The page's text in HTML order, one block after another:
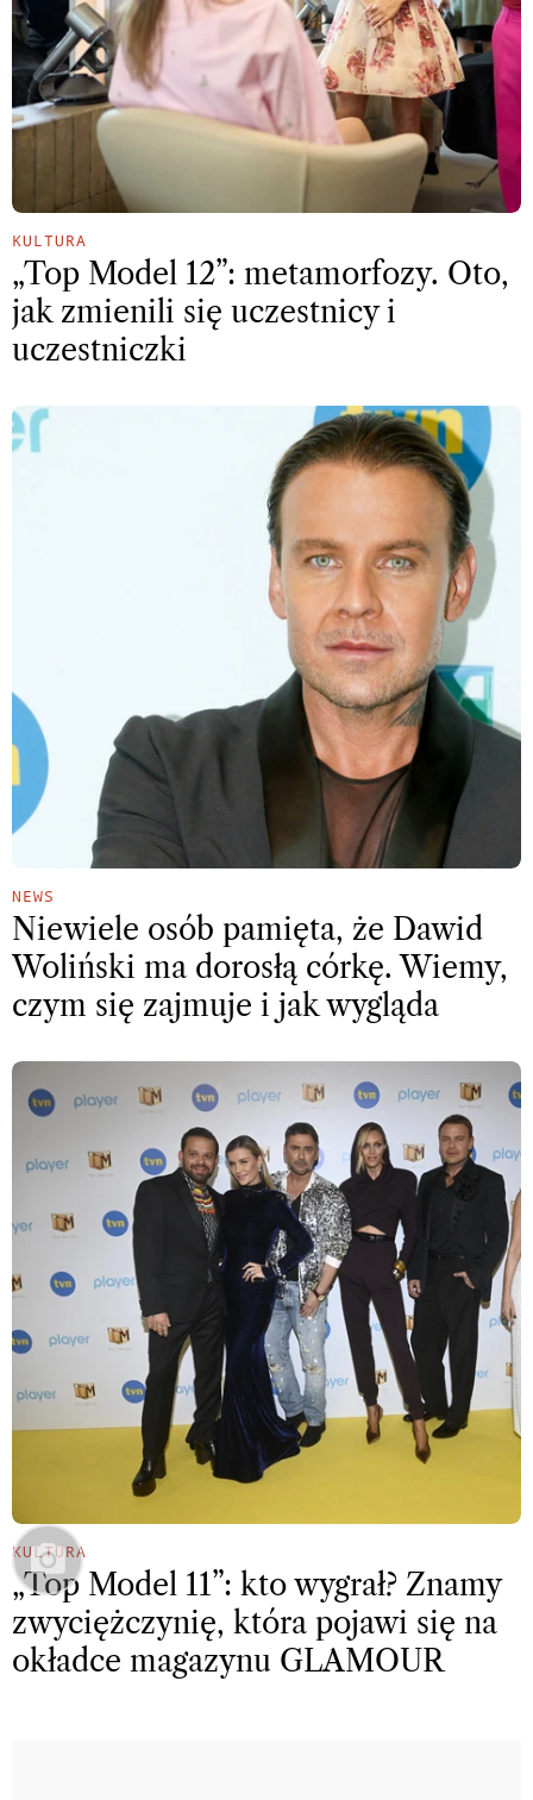
KULTURA
„Top Model 12”: metamorfozy. Oto,
jak zmienili się uczestnicy i
uczestniczki
NEWS
Niewiele osób pamięta, że Dawid
Woliński ma dorosłą córkę. Wiemy,
czym się zajmuje i jak wygląda
KULTURA
„Top Model 11”: kto wygrał? Znamy
zwyciężczynię, która pojawi się na
okładce magazynu GLAMOUR